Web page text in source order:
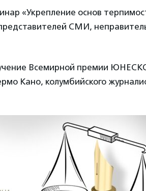
«Укрепление основ
СМИ,
Всемирной премии
Кано, колумбийского